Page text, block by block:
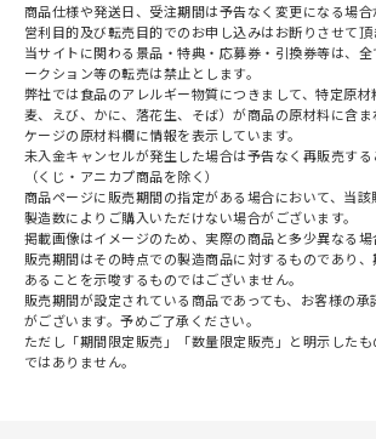
商品仕様や発送日、受注期間は予告なく変更になる場合
営利目的及び転売目的でのお申し込みはお断りさせて頂
当サイトに関わる景品・特典・応募券・引換券等は、
ークション等の転売は禁止とします。
弊社では食品のアレルギー物質につきまして、特定原
麦、えび、かに、落花生、そば）が商品の原材料に含
ケージの原材料欄に情報を表示しています。
未入金キャンセルが発生した場合は予告なく再販売する
（くじ・アニカプ商品を除く）
商品ページに販売期間の指定がある場合において、当該
製造数によりご購入いただけない場合がございます。
掲載画像はイメージのため、実際の商品と多少異なる場
販売期間はその時点での製造商品に対するものであり
あることを示唆するものではございません。
販売期間が設定されている商品であっても、お客様の
がございます。予めご了承ください。
ただし「期間限定販売」「数量限定販売」と明示した
ではありません。